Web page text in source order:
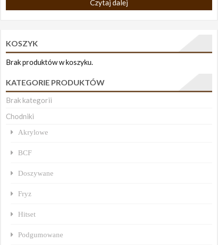
Czytaj dalej
KOSZYK
Brak produktów w koszyku.
KATEGORIE PRODUKTÓW
Brak kategorii
Chodniki
Akrylowe
BCF
Doszywane
Fryz
Hitset
Podgumowane